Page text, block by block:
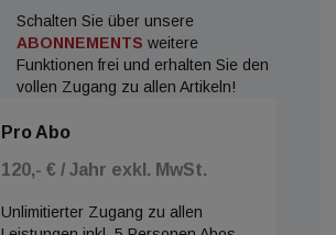
Schalten Sie über unsere
ABONNEMENTS weitere
Funktionen frei und erhalten Sie den
vollen Zugang zu allen Artikeln!
Pro Abo
120,- € / Jahr exkl. MwSt.
Unlimitierter Zugang zu allen